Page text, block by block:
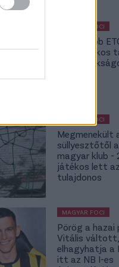
MAGYAR FOCI
NB I: Újabb
kulcsjátékos
MAGYAR FOCI
Megmenekült
süllyesztőtől
magyar klub -
játékos lett
tulajdonos
MAGYAR FOCI
Pörög a hazai
Vitális
elhagyhatja a
itt az NB I-es